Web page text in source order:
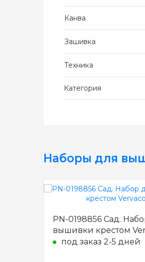
Канва
Зашивка
Техника
Категория
Наборы для
PN-0198856 Сад.
вышивки крестом
под заказ 2-5 дней